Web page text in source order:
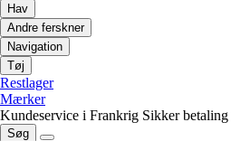
Hav
Andre ferskner
Navigation
Tøj
Restlager
Mærker
Kundeservice i Frankrig Sikker betaling
Søg